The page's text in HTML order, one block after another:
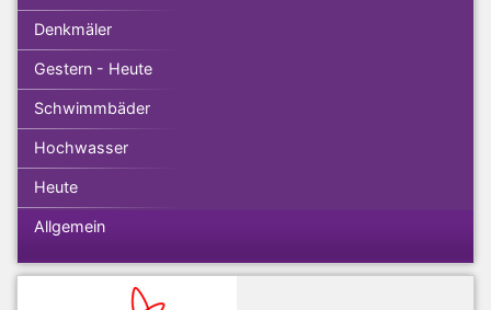
Denkmäler
Gestern - Heute
Schwimmbäder
Hochwasser
Heute
Allgemein